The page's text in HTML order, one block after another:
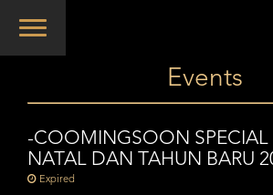
Toggle
Events
-COOMINGSOON SPECIAL
NATAL DAN TAHUN BARU
Expired